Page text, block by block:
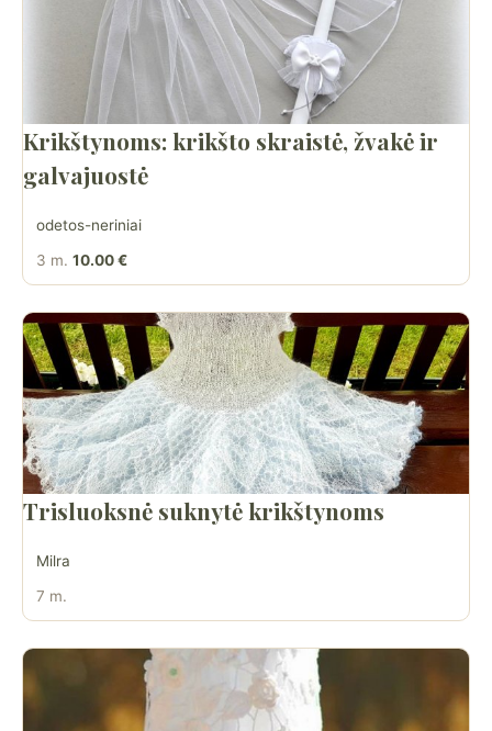
Krikštynoms: krikšto skraistė, žvakė ir
galvajuostė
odetos-neriniai
3 m. 10.00 €
Trisluoksnė suknytė krikštynoms
Milra
7 m.